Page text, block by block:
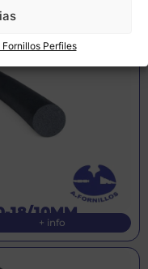
Perfiles
34
18/10MM
+ info